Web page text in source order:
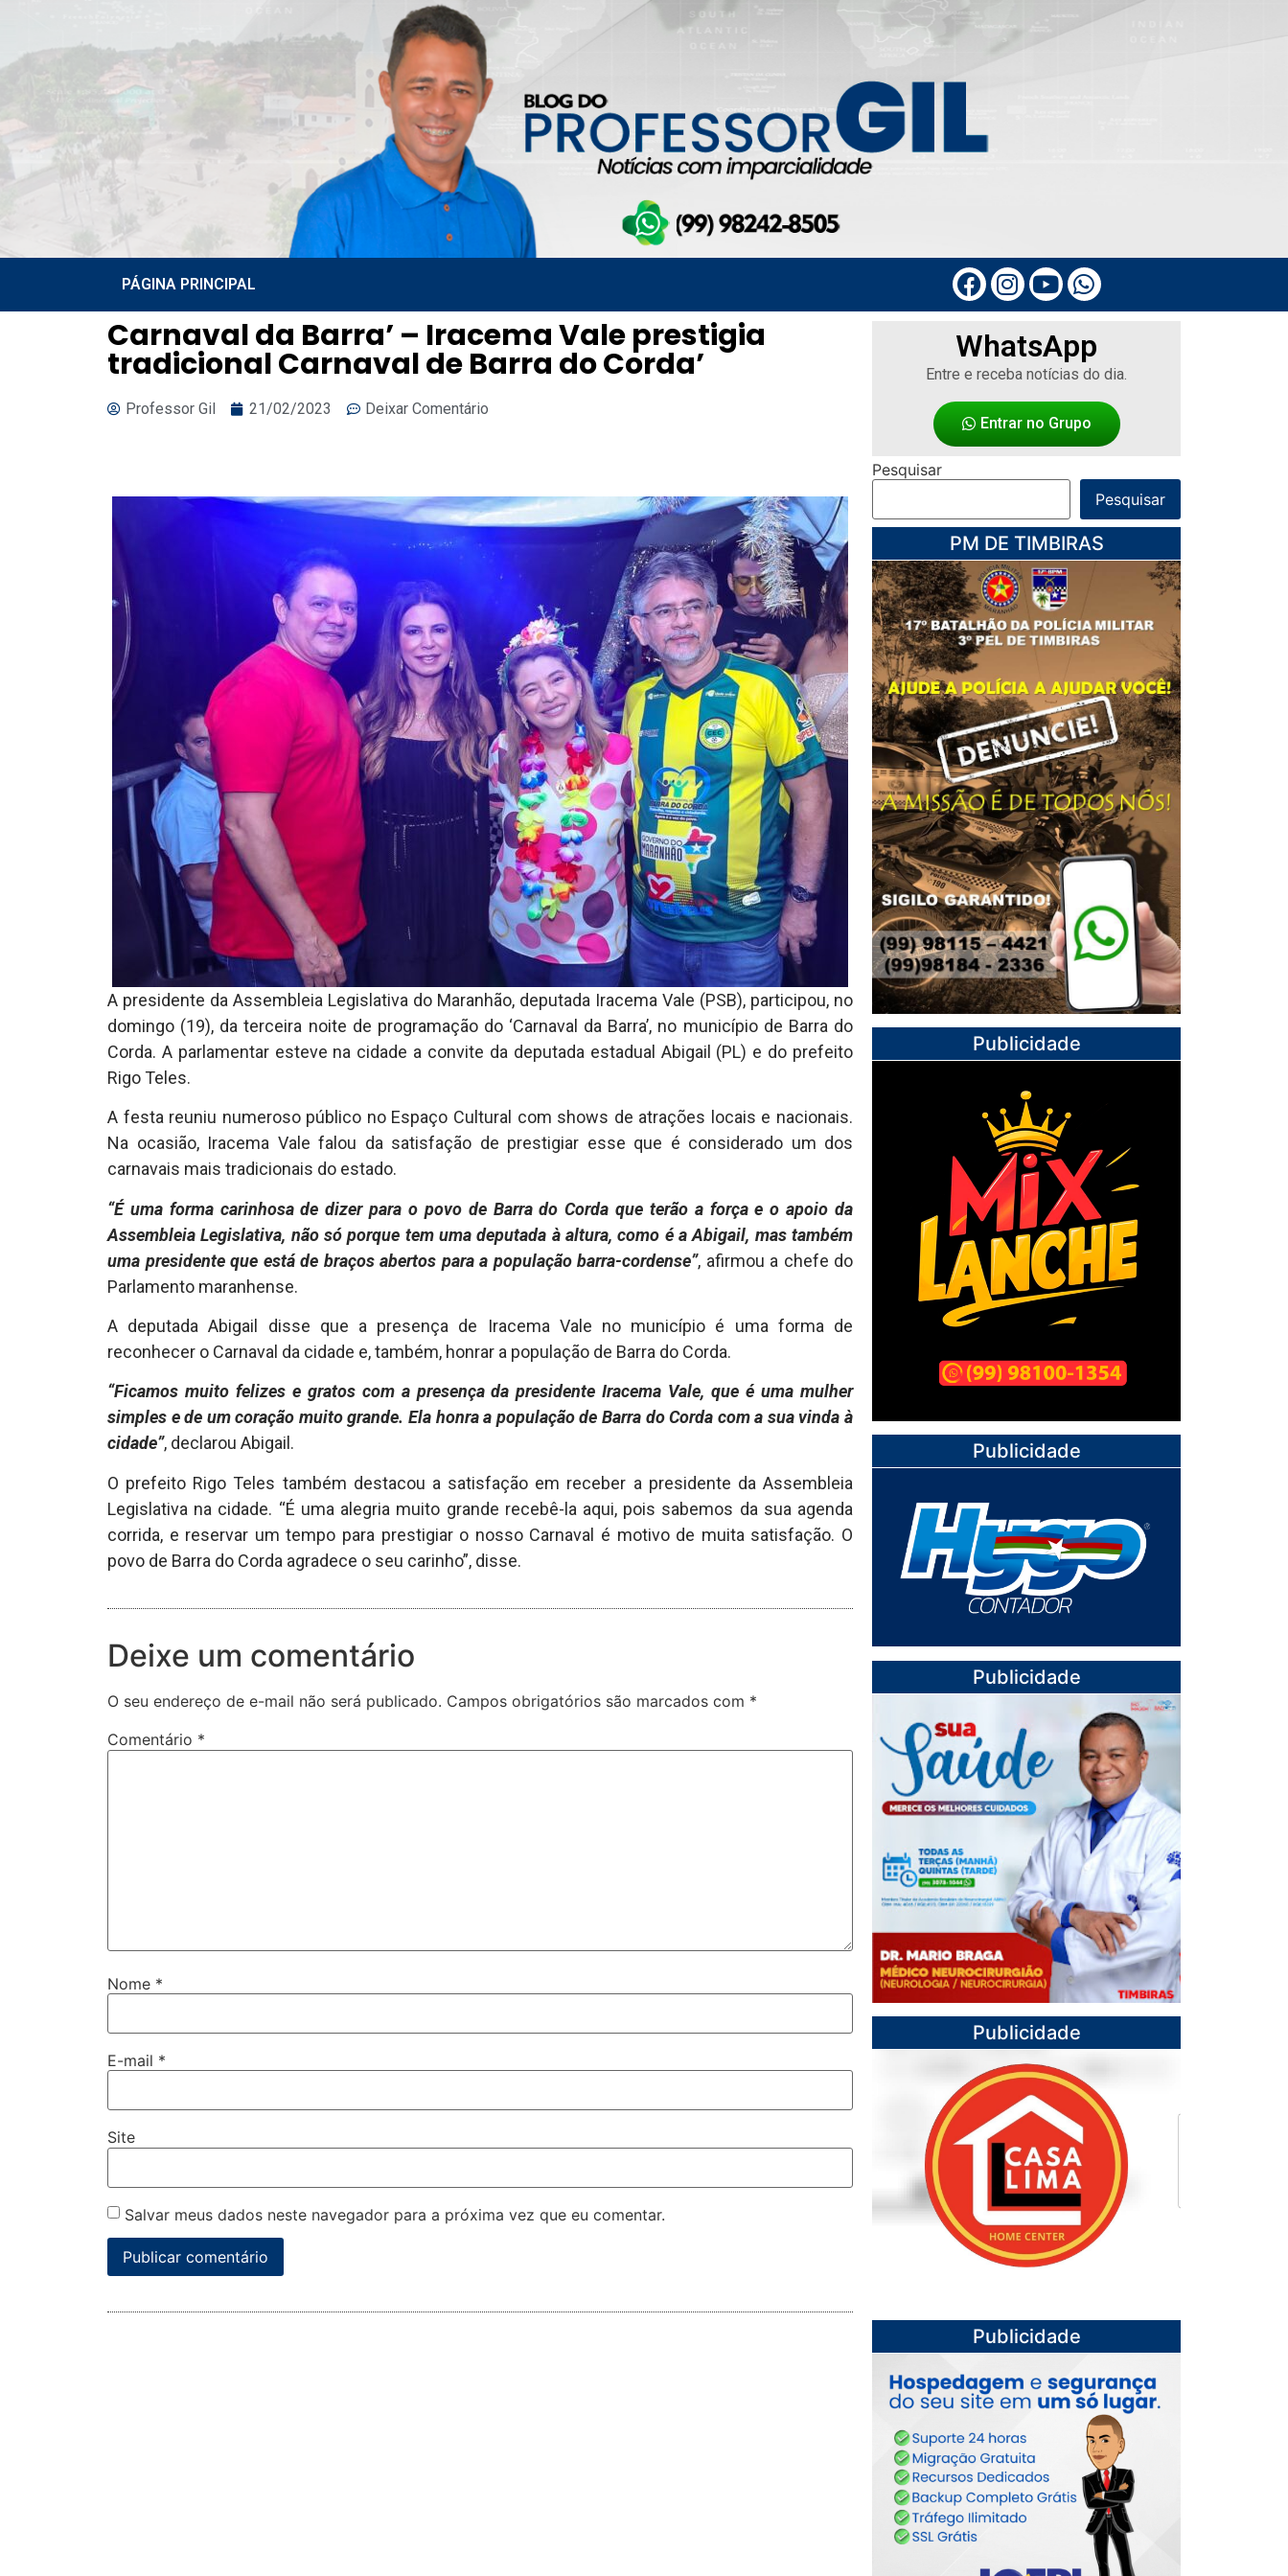
PÁGINA PRINCIPAL
Carnaval da Barra’ – Iracema Vale prestigia
tradicional Carnaval de Barra do Corda’
Professor Gil 21/02/2023 Deixar Comentário
A presidente da Assembleia Legislativa do Maranhão, deputada Iracema Vale (PSB), participou, no
domingo (19), da terceira noite de programação do ‘Carnaval da Barra’, no município de Barra do
Corda. A parlamentar esteve na cidade a convite da deputada estadual Abigail (PL) e do prefeito
Rigo Teles.
A festa reuniu numeroso público no Espaço Cultural com shows de atrações locais e nacionais.
Na ocasião, Iracema Vale falou da satisfação de prestigiar esse que é considerado um dos
carnavais mais tradicionais do estado.
“É uma forma carinhosa de dizer para o povo de Barra do Corda que terão a força e o apoio da
Assembleia Legislativa, não só porque tem uma deputada à altura, como é a Abigail, mas também
uma presidente que está de braços abertos para a população barra-cordense”, afirmou a chefe do
Parlamento maranhense.
A deputada Abigail disse que a presença de Iracema Vale no município é uma forma de
reconhecer o Carnaval da cidade e, também, honrar a população de Barra do Corda.
“Ficamos muito felizes e gratos com a presença da presidente Iracema Vale, que é uma mulher
simples e de um coração muito grande. Ela honra a população de Barra do Corda com a sua vinda à
cidade”, declarou Abigail.
O prefeito Rigo Teles também destacou a satisfação em receber a presidente da Assembleia
Legislativa na cidade. “É uma alegria muito grande recebê-la aqui, pois sabemos da sua agenda
corrida, e reservar um tempo para prestigiar o nosso Carnaval é motivo de muita satisfação. O
povo de Barra do Corda agradece o seu carinho”, disse.
Deixe um comentário
O seu endereço de e-mail não será publicado. Campos obrigatórios são marcados com *
Comentário *
Nome *
E-mail *
Site
Salvar meus dados neste navegador para a próxima vez que eu comentar.
WhatsApp
Entre e receba notícias do dia.
Entrar no Grupo
Pesquisar
Pesquisar
PM DE TIMBIRAS
Publicidade
Publicidade
Publicidade
Publicidade
Publicidade